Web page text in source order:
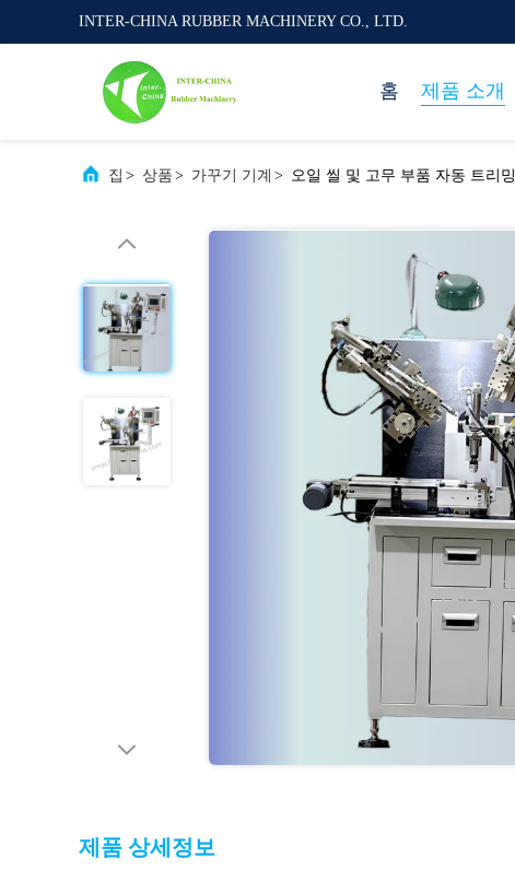
INTER-CHINA RUBBER MACHINERY CO., LTD.
홈 제품 소개
집 > 상품 > 가꾸기 기계 > 오일 씰 및 고무 부품 자동 트리
제품 상세정보